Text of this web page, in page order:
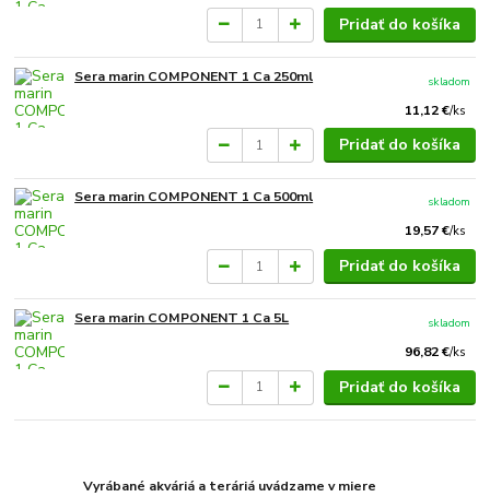
Pridať do košíka
Sera marin COMPONENT 1 Ca 250ml
11,12 €/ks
skladom
Pridať do košíka
Sera marin COMPONENT 1 Ca 500ml
19,57 €/ks
skladom
Pridať do košíka
Sera marin COMPONENT 1 Ca 5L
96,82 €/ks
skladom
Pridať do košíka
Vyrábané akváriá a teráriá uvádzame v miere